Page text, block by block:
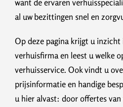
want de ervaren
al uw bezittingen snel en
Op deze pagina krijgt u inzicht
verhuisfirma en leest u welke
verhuisservice. Ook vindt u
prijsinformatie en handige
u hier alvast: door offertes